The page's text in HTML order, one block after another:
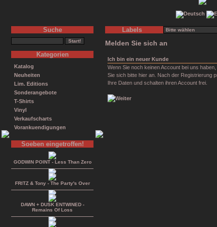
Suche
Kategorien
Katalog
Neuheiten
Lim. Editions
Sonderangebote
T-Shirts
Vinyl
Verkaufscharts
Vorankuendigungen
Soeben eingetroffen!
GODWIN POINT - Less Than Zero
FRITZ & Tony - The Party's Over
DAWN + DUSK ENTWINED -
Remains Of Loss
Labels
Melden Sie sich an
Ich bin ein neuer Kunde
Wenn Sie noch keinen Account bei uns haben,
Sie sich bitte hier an. Nach der Registrierung
Ihre Daten und schalten ihren Account frei.